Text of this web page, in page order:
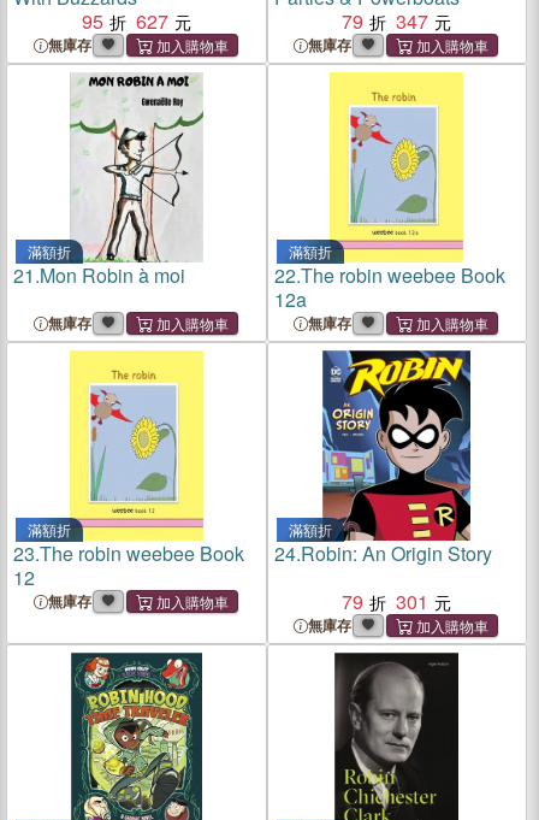
95
627
無庫存
79
347
無庫存
滿額折
21.Mon Robin à moi
無庫存
滿額折
22.The robin weebee Book
12a
無庫存
滿額折
23.The robin weebee Book
12
無庫存
滿額折
24.Robin: An Origin Story
79
301
無庫存